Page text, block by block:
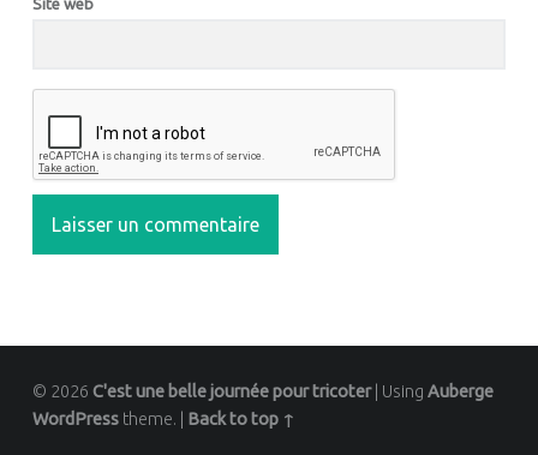
Site web
© 2026 C'est une belle journée pour tricoter Using Auberge
WordPresstheme. Back to top ↑